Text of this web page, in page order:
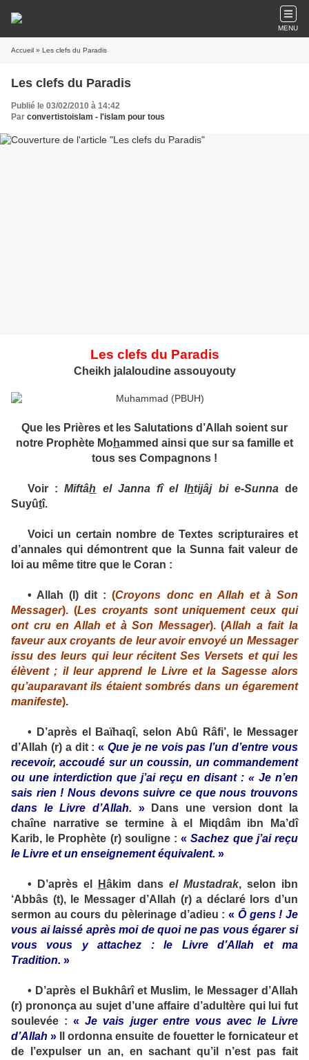
MENU
Accueil » Les clefs du Paradis
Les clefs du Paradis
Publié le 03/02/2010 à 14:42
Par convertistoislam - l'islam pour tous
Les clefs du Paradis
Cheikh jalaloudine assouyouty
Que les Prières et les Salutations d’Allah soient sur
notre Prophète Mohammed ainsi que sur sa famille et
tous ses Compagnons !
Voir :Miftâh el Janna fî el Ihtijâj bi e-Sunnade
Suyûtî.
Voici un certain nombre de Textes scripturaires et
d’annales qui démontrent que la Sunna fait valeur de
loi au même titre que le Coran :
• Allah ( I) dit : (Croyons donc en Allah et à Son
Messager). (Les croyants sont uniquement ceux qui
ont cru en Allah et à Son Messager). (Allah a fait la
faveur aux croyants de leur avoir envoyé un Messager
issu des leurs qui leur récitent Ses Versets et qui les
élèvent ; il leur apprend le Livre et la Sagesse alors
qu’auparavant ils étaient sombrés dans un égarement
manifeste).
•
D’après el Baïhaqî, selon Abû Râfi’, le Messager
d’Allah (r) a dit :«Que je ne vois pas l’un d’entre vous
recevoir, accoudé sur un coussin, un commandement
ou une interdiction que j’ai reçu en disant : « Je n’en
sais rien ! Nous devons suivre ce que nous trouvons
dans le Livre d’Allah. »Dans une version dont la
chaîne narrative se termine à el Miqdâm ibn Ma’dî
Karib, le Prophète (r) souligne :«Sachez que j’ai reçu
le Livre et un enseignement équivalent. »
• D’après el Hâkim dans el Mustadrak, selon ibn
‘Abbâs (t), le Messager d’Allah (r) a déclaré lors d’un
sermon au cours du pèlerinage d’adieu :« Ô gens ! Je
vous ai laissé après moi de quoi ne pas vous égarer si
vous vous y attachez : le Livre d’Allah et ma
Tradition. »
• D’après el Bukhârî et Muslim, le Messager d’Allah
(r) prononça au sujet d’une affaire d’adultère qui lui fut
soulevée :«Je vais juger entre vous avec le Livre
d’Allah » Il ordonna ensuite de fouetter le fornicateur et
de l’expulser un an, en sachant qu’il n’est pas fait